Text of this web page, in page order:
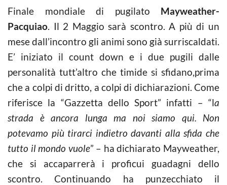
Finale mondiale di pugilato Mayweather-
Pacquiao. Il 2 Maggio sarà scontro. A più di un
mese dall’incontro gli animi sono già surriscaldati.
E’ iniziato il count down e i due pugili dalle
personalità tutt’altro che timide si sfidano,prima
che a colpi di dritto, a colpi di dichiarazioni. Come
riferisce la “Gazzetta dello Sport” infatti – “la
strada è ancora lunga ma noi siamo qui. Non
potevamo più tirarci indietro davanti alla sfida che
tutto il mondo vuole” – ha dichiarato Mayweather,
che si accaparrerà i proficui guadagni dello
scontro. Continuando ha punzecchiato il